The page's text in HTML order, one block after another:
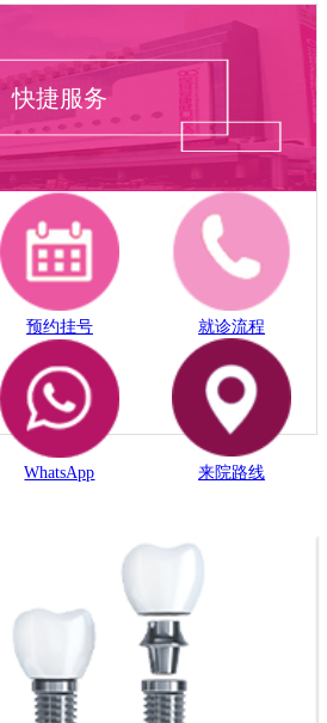
快捷服务
预约挂号 就诊流程
WhatsApp 来院路线